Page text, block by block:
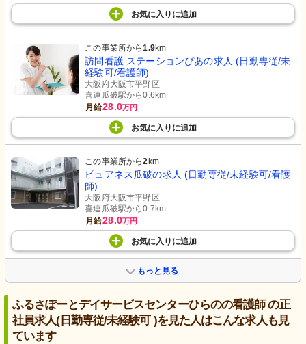
お気に入り に追加
この事業所から1.9km
訪問看護 ステーションぴあの求人 (日勤専従/未
経験可/看護師)
大阪府大阪市平野区
喜連瓜破駅から0.6km
月給28.0万円
お気に入り に追加
この事業所から2 km
ピュアネス瓜破の求人 (日勤専従/未経験可/看護
師)
大阪府大阪市平野区
喜連瓜破駅から0.7km
月給28.0万円
お気に入り に追加
もっと見る
ふるさぽーとデイサービスセンターひらのの看護師 の正
社員求人(日勤専従/未経験可 )を見た人はこんな求人も見
ています